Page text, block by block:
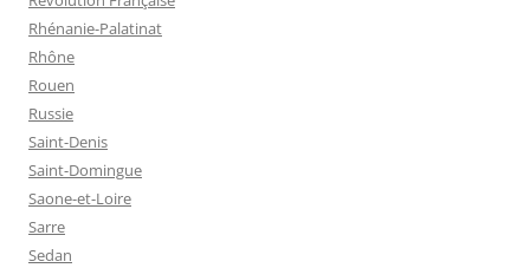
Rhénanie-Palatinat
Rhône
Rouen
Russie
Saint-Denis
Saint-Domingue
Saone-et-Loire
Sarre
Sedan